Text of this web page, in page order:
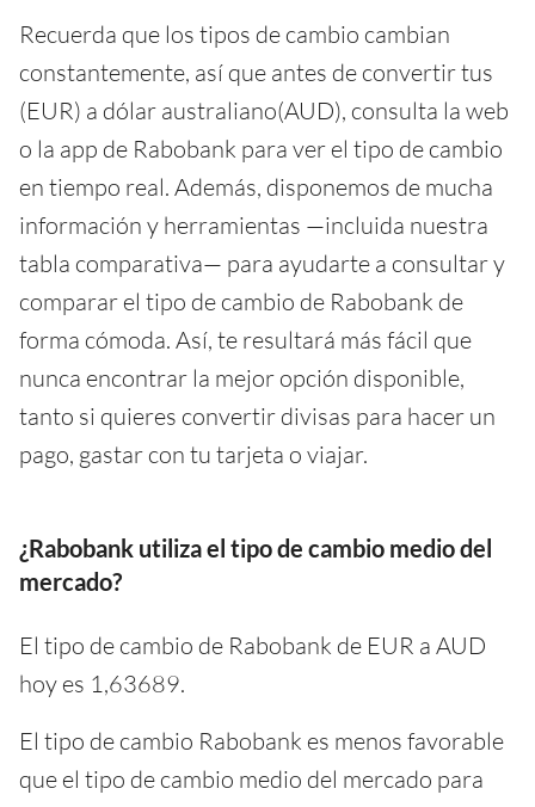
Recuerda que los tipos de cambio cambian
constantemente, así que antes de convertir tus
(EUR) a dólar australiano(AUD), consulta la web
o la app de Rabobank para ver el tipo de cambio
en tiempo real. Además, disponemos de mucha
información y herramientas —incluida nuestra
tabla comparativa— para ayudarte a consultar y
comparar el tipo de cambio de Rabobank de
forma cómoda. Así, te resultará más fácil que
nunca encontrar la mejor opción disponible,
tanto si quieres convertir divisas para hacer un
pago, gastar con tu tarjeta o viajar.
¿Rabobank utiliza el tipo de cambio medio del
mercado?
El tipo de cambio de Rabobank de EUR a AUD
hoy es 1,63689.
El tipo de cambio Rabobank es menos favorable
que el tipo de cambio medio del mercado para